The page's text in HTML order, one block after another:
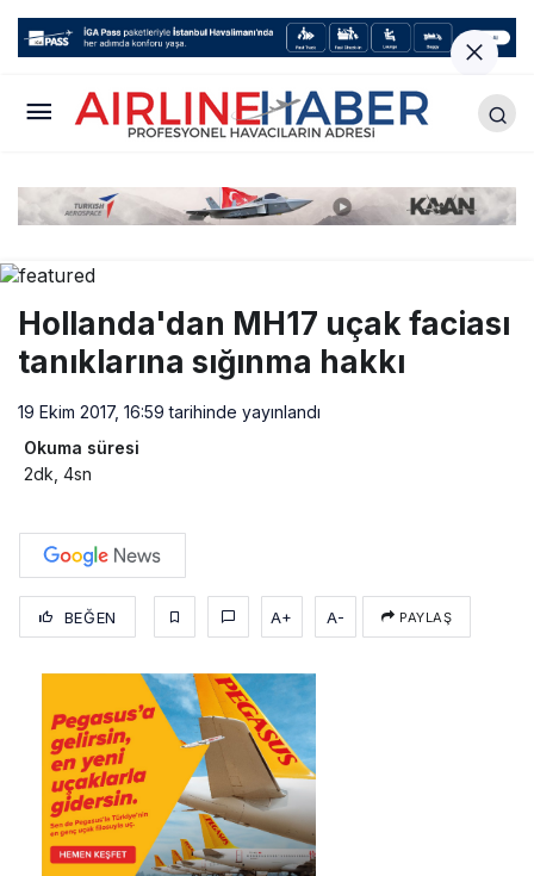
Hollanda'dan MH17 uçak faciası
tanıklarına sığınma hakkı
19 Ekim 2017, 16:59 tarihinde yayınlandı
Okuma süresi
2dk, 4sn
BEĞEN A+ A- PAYLAŞ